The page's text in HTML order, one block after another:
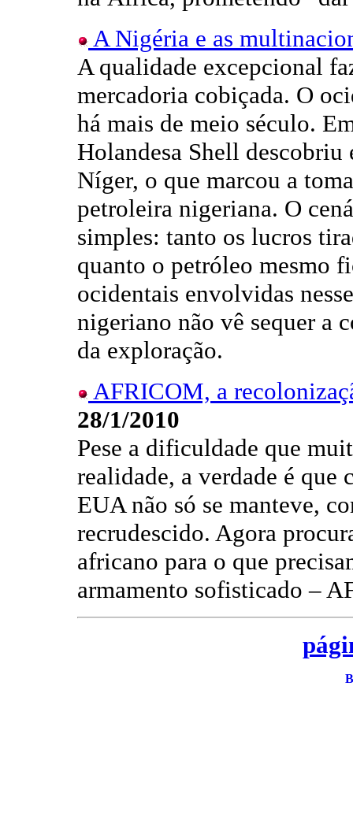
A Nigéria e as
A qualidade excepcional
mercadoria cobiçada. O
há mais de meio século.
Holandesa Shell
Níger, o que marcou a
petroleira nigeriana. O
simples: tanto os lucros
quanto o petróleo mesmo
ocidentais envolvidas
nigeriano não vê sequer a
da exploração.
AFRICOM, a
28/1/2010
Pese a dificuldade que
realidade, a verdade é
EUA não só se manteve,
recrudescido. Agora
africano para o que
armamento sofisticado –